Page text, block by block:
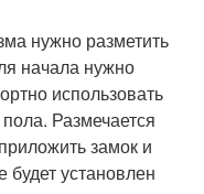
нужно разметить
начала нужно
использовать
Размечается
замок и
будет установлен